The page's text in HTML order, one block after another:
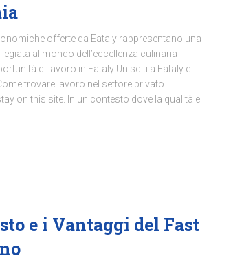
offerte da Eataly rappresentano una
al mondo dell’eccellenza culinaria
di lavoro in Eataly!Unisciti a Eataly e
trovare lavoro nel settore privato
on this site. In un contesto dove la qualità e
e i Vantaggi del Fast